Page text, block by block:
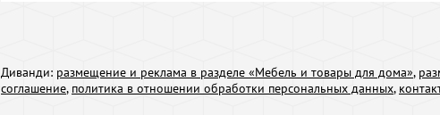
Диванди: размещение и реклама в разделе «Мебель и товары для дома»,
соглашение, политика в отношении обработки персональных данных,